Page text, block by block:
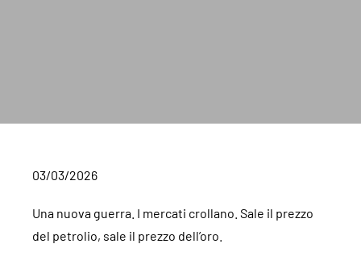
03/03/2026
Una nuova guerra. I mercati crollano. Sale il prezzo
del petrolio, sale il prezzo dell’oro.